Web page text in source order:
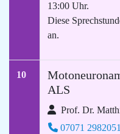
13:00 Uhr.
Diese
an.
10
ALS
Prof. Dr.
07071 2982051